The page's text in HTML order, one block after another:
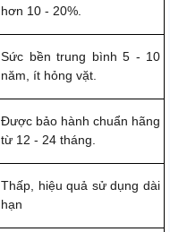
hơn 10 - 20%.
Sức bền trung bình 5 - 10
năm, ít hỏng vặt.
Được bảo hành chuẩn hãng
từ 12 - 24 tháng.
Thấp, hiệu quả sử dụng dài
hạn